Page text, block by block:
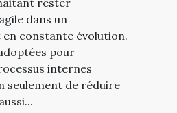
dans un
constante évolution.
pour
internes
seulement de réduire